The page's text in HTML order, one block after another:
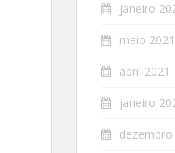
janeiro
maio 2021
abril 2021
janeiro
dezembro